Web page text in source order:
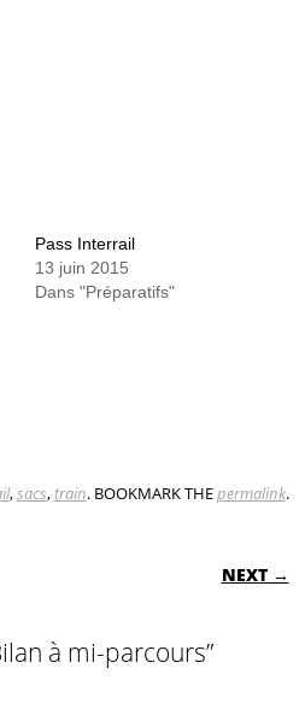
Pass Interrail
13 juin 2015
Dans "Préparatifs"
, sacs, train. BOOKMARK THEpermalink.
NEXT →
à mi-parcours”